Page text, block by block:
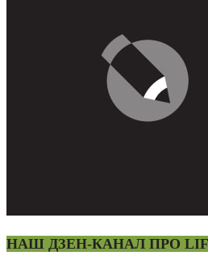
НАШ ДЗЕН-КАНАЛ ПРО